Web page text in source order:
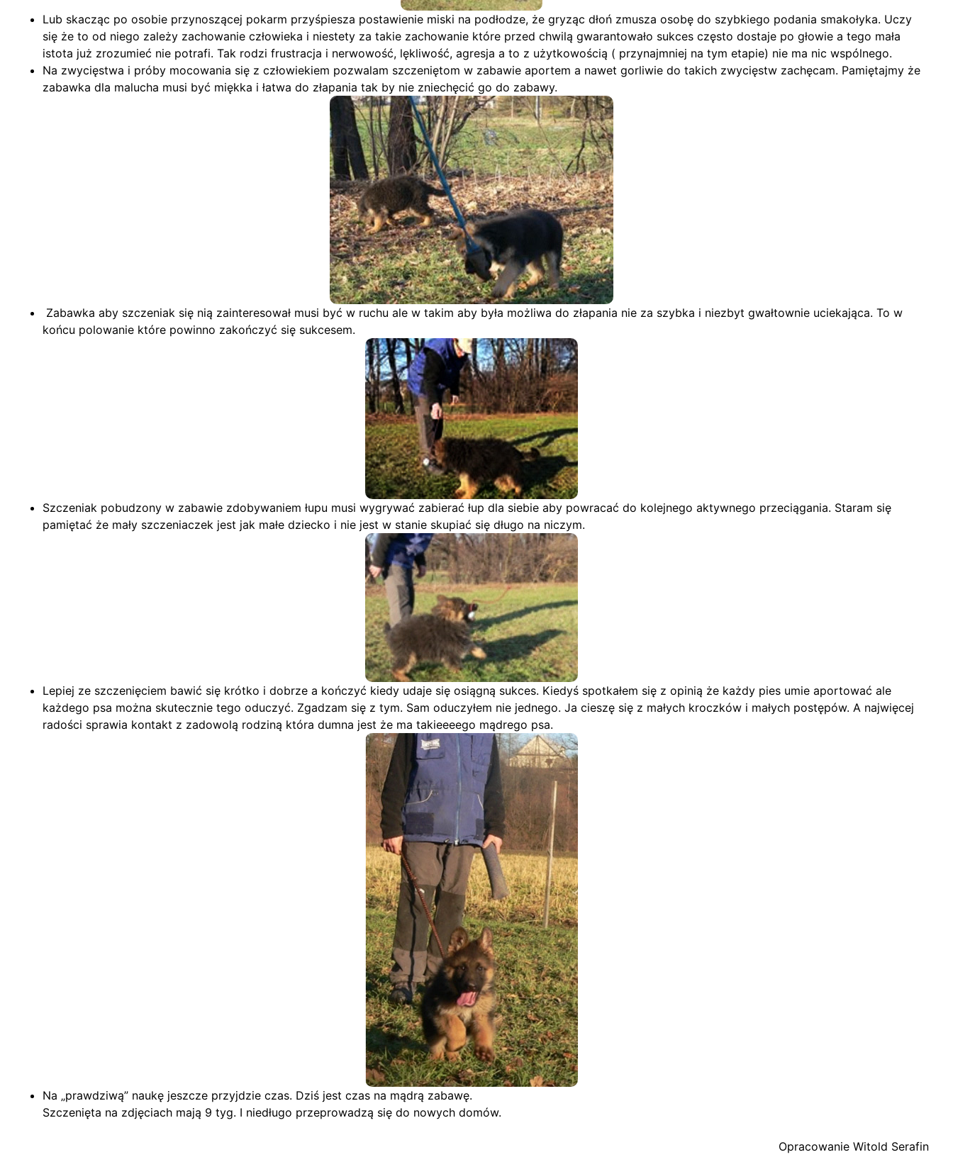
Lub skacząc po osobie przynoszącej pokarm przyśpiesza postawienie miski na podłodze, że gryząc dłoń zmusza osobę do szybkiego podania smakołyka. Uczy
się że to od niego zależy zachowanie człowieka i niestety za takie zachowanie które przed chwilą gwarantowało sukces często dostaje po głowie a tego mała
istota już zrozumieć nie potrafi. Tak rodzi frustracja i nerwowość, lękliwość, agresja a to z użytkowością ( przynajmniej na tym etapie) nie ma nic wspólnego.
Na zwycięstwa i próby mocowania się z człowiekiem pozwalam szczeniętom w zabawie aportem a nawet gorliwie do takich zwycięstw zachęcam. Pamiętajmy że
zabawka dla malucha musi być miękka i łatwa do złapania tak by nie zniechęcić go do zabawy.
Zabawka aby szczeniak się nią zainteresował musi być w ruchu ale w takim aby była możliwa do złapania nie za szybka i niezbyt gwałtownie uciekająca. To w
końcu polowanie które powinno zakończyć się sukcesem.
Szczeniak pobudzony w zabawie zdobywaniem łupu musi wygrywać zabierać łup dla siebie aby powracać do kolejnego aktywnego przeciągania. Staram się
pamiętać że mały szczeniaczek jest jak małe dziecko i nie jest w stanie skupiać się długo na niczym.
Lepiej ze szczenięciem bawić się krótko i dobrze a kończyć kiedy udaje się osiągną sukces. Kiedyś spotkałem się z opinią że każdy pies umie aportować ale
każdego psa można skutecznie tego oduczyć. Zgadzam się z tym. Sam oduczyłem nie jednego. Ja cieszę się z małych kroczków i małych postępów. A najwięcej
radości sprawia kontakt z zadowolą rodziną która dumna jest że ma takieeeego mądrego psa.
Na „prawdziwą” naukę jeszcze przyjdzie czas. Dziś jest czas na mądrą zabawę.
Szczenięta na zdjęciach mają 9 tyg. I niedługo przeprowadzą się do nowych domów.
Opracowanie Witold Serafin